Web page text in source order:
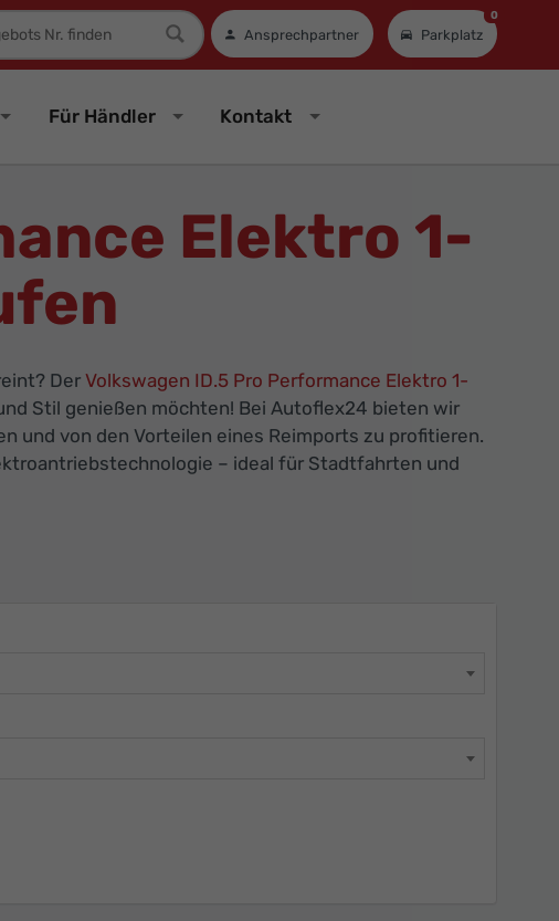
Ansprechpartner Parkplatz
0
Für Händler Kontakt
Elektro 1-
DerVolkswagen ID.5 Pro Performance Elektro 1-
Stil genießen möchten! Bei Autoflex24 bieten wir
und von den Vorteilen eines Reimports zu profitieren.
– ideal für Stadtfahrten und